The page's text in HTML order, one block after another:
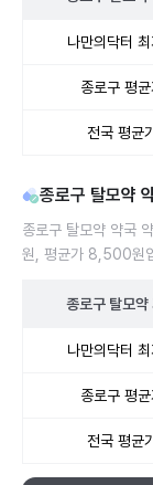
나만의닥터
종로구 평
전국 평균
종로구 탈모약
종로구 탈모약 약국
원, 평균가 8,500원
종로구 탈모약
나만의닥터
종로구 평
전국 평균